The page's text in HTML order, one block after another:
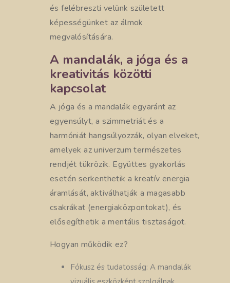
és felébreszti velünk született
képességünket az álmok
megvalósítására.
A mandalák, a jóga és a
kreativitás közötti
kapcsolat
A jóga és a mandalák egyaránt az
egyensúlyt, a szimmetriát és a
harmóniát hangsúlyozzák, olyan elveket,
amelyek az univerzum természetes
rendjét tükrözik. Együttes gyakorlás
esetén serkenthetik a kreatív energia
áramlását, aktiválhatják a magasabb
csakrákat (energiaközpontokat), és
elősegíthetik a mentális tisztaságot.
Hogyan működik ez?
Fókusz és tudatosság: A mandalák